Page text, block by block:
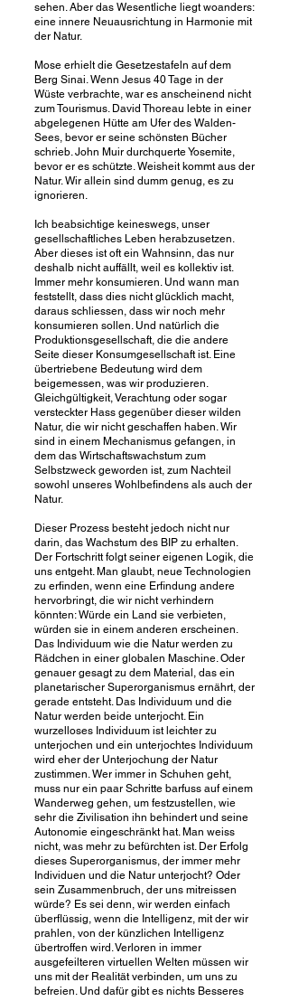
sehen. Aber das Wesentliche liegt woanders:
eine innere Neuausrichtung in Harmonie mit
der Natur.
Mose erhielt die Gesetzestafeln auf dem
Berg Sinai. Wenn Jesus 40 Tage in der
Wüste verbrachte, war es anscheinend nicht
zum Tourismus. David Thoreau lebte in einer
abgelegenen Hütte am Ufer des Walden-
Sees, bevor er seine schönsten Bücher
schrieb. John Muir durchquerte Yosemite,
bevor er es schützte. Weisheit kommt aus der
Natur. Wir allein sind dumm genug, es zu
ignorieren.
Ich beabsichtige keineswegs, unser
gesellschaftliches Leben herabzusetzen.
Aber dieses ist oft ein Wahnsinn, das nur
deshalb nicht auffällt, weil es kollektiv ist.
Immer mehr konsumieren. Und wann man
feststellt, dass dies nicht glücklich macht,
daraus schliessen, dass wir noch mehr
konsumieren sollen. Und natürlich die
Produktionsgesellschaft, die die andere
Seite dieser Konsumgesellschaft ist. Eine
übertriebene Bedeutung wird dem
beigemessen, was wir produzieren.
Gleichgültigkeit, Verachtung oder sogar
versteckter Hass gegenüber dieser wilden
Natur, die wir nicht geschaffen haben. Wir
sind in einem Mechanismus gefangen, in
dem das Wirtschaftswachstum zum
Selbstzweck geworden ist, zum Nachteil
sowohl unseres Wohlbefindens als auch der
Natur.
Dieser Prozess besteht jedoch nicht nur
darin, das Wachstum des BIP zu erhalten.
Der Fortschritt folgt seiner eigenen Logik, die
uns entgeht. Man glaubt, neue Technologien
zu erfinden, wenn eine Erfindung andere
hervorbringt, die wir nicht verhindern
könnten: Würde ein Land sie verbieten,
würden sie in einem anderen erscheinen.
Das Individuum wie die Natur werden zu
Rädchen in einer globalen Maschine. Oder
genauer gesagt zu dem Material, das ein
planetarischer Superorganismus ernährt, der
gerade entsteht. Das Individuum und die
Natur werden beide unterjocht. Ein
wurzelloses Individuum ist leichter zu
unterjochen und ein unterjochtes Individuum
wird eher der Unterjochung der Natur
zustimmen. Wer immer in Schuhen geht,
muss nur ein paar Schritte barfuss auf einem
Wanderweg gehen, um festzustellen, wie
sehr die Zivilisation ihn behindert und seine
Autonomie eingeschränkt hat. Man weiss
nicht, was mehr zu befürchten ist. Der Erfolg
dieses Superorganismus, der immer mehr
Individuen und die Natur unterjocht? Oder
sein Zusammenbruch, der uns mitreissen
würde? Es sei denn, wir werden einfach
überflüssig, wenn die Intelligenz, mit der wir
prahlen, von der künzlichen Intelligenz
übertroffen wird. Verloren in immer
ausgefeilteren virtuellen Welten müssen wir
uns mit der Realität verbinden, um uns zu
befreien. Und dafür gibt es nichts Besseres